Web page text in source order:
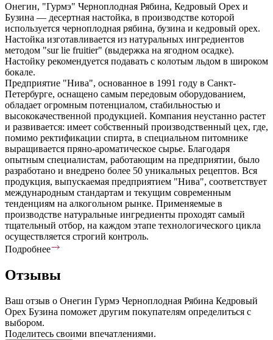
Онегин, "Гурмэ" Черноплодная Рябина, Кедровый Орех и
Бузина — десертная настойка, в производстве которой
используется черноплодная рябина, бузина и кедровый орех.
Настойка изготавливается из натуральных ингредиентов
методом "sur lie fruitier" (выдержка на ягодном осадке).
Настойку рекомендуется подавать с колотым льдом в широком
бокале.
Предприятие "Нива", основанное в 1991 году в Санкт-
Петербурге, оснащено самым передовым оборудованием,
обладает огромным потенциалом, стабильностью и
высококачественной продукцией. Компания неустанно растет
и развивается: имеет собственный производственный цех, где,
помимо ректификации спирта, в специальном питомнике
выращивается пряно-ароматическое сырье. Благодаря
опытным специалистам, работающим на предприятии, было
разработано и внедрено более 50 уникальных рецептов. Вся
продукция, выпускаемая предприятием "Нива", соответствует
международным стандартам и текущим современным
тенденциям на алкогольном рынке. Применяемые в
производстве натуральные ингредиенты проходят самый
тщательный отбор, на каждом этапе технологического цикла
осуществляется строгий контроль.
Подробнее
Отзывы
Ваш отзыв о Онегин Гурмэ Черноплодная Рябина Кедровый
Орех Бузина поможет другим покупателям определиться с
выбором.
Поделитесь своими впечатлениями.